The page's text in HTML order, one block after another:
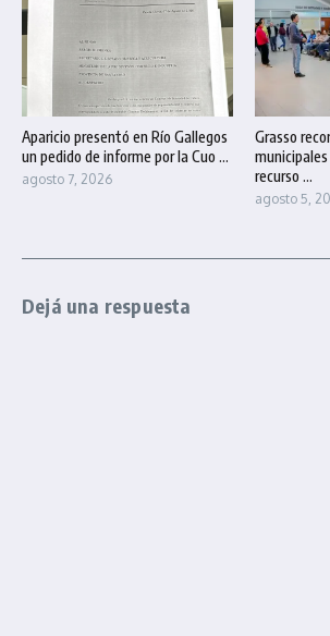
Aparicio presentó en Río Gallegos
un pedido de informe por la Cuo ...
agosto 7, 2026
Grasso
recurso ...
agosto 5,
Dejá una respuesta